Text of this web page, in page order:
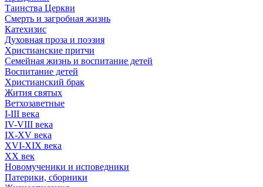
Таинства Церкви
Смерть и загробная жизнь
Катехизис
Духовная проза и поэзия
Христианские притчи
Семейная жизнь и воспитание детей
Воспитание детей
Христианский брак
Жития святых
Ветхозаветные
I-III века
IV-VIII века
IX-XV века
XVI-XIX века
XX век
Новомученики и исповедники
Патерики, сборники